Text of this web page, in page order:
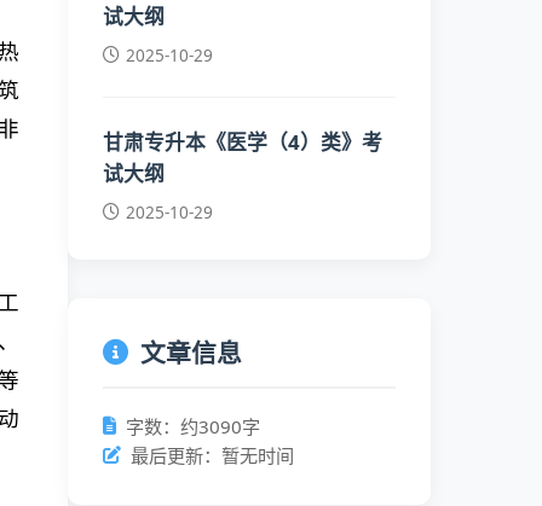
试大纲
2025-10-29
甘肃专升本《医学（4）类》考
试大纲
2025-10-29
文章信息
字数：约3090字
最后更新：暂无时间